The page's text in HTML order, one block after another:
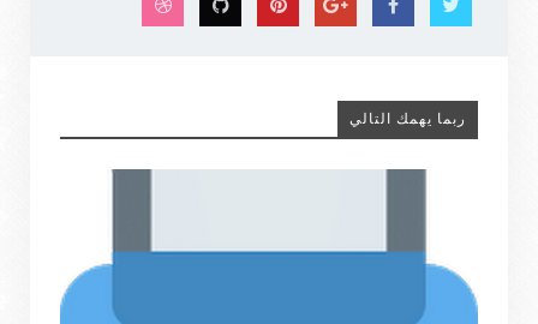
ربما يهمك التالي